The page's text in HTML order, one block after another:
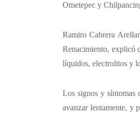
Ometepec y
Ramiro Cabrera
Renacimiento, explicó
líquidos, electrolitos y
Los signos y síntomas
avanzar lentamente, y